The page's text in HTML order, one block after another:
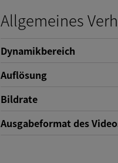
Allgemeines
Dynamikbereich
Auflösung
Bildrate
Ausgabeformat des